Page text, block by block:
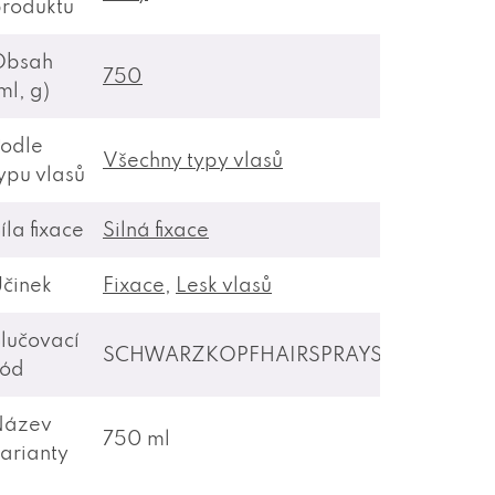
g)
750
vlasů
Všechny typy vlasů
fixace Silná fixace
Fixace, Lesk vlasů
SCHWARZKOPFHAIRSPRAYSHLAK
750 ml